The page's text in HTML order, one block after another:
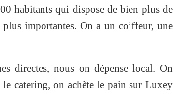
habitants qui dispose de bien plus de
plus importantes. On a un coiffeur, une
directes, nous on dépense local. On
catering, on achète le pain sur Luxey